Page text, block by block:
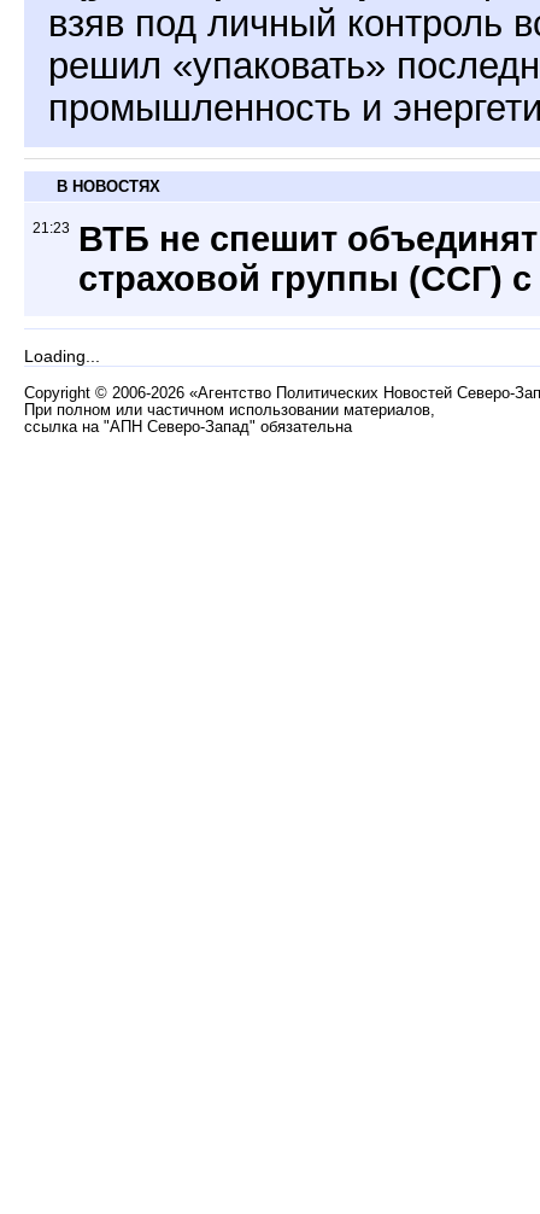
взяв под личный контроль
решил «упаковать»
промышленность и
В НОВОСТЯХ
21:23
ВТБ не спешит
страховой группы (ССГ)
Loading...
Copyright © 2006-2026 «Агентство Политических Новостей Северо-
При полном или частичном использовании материалов,
ссылка на "АПН Северо-Запад" обязательна